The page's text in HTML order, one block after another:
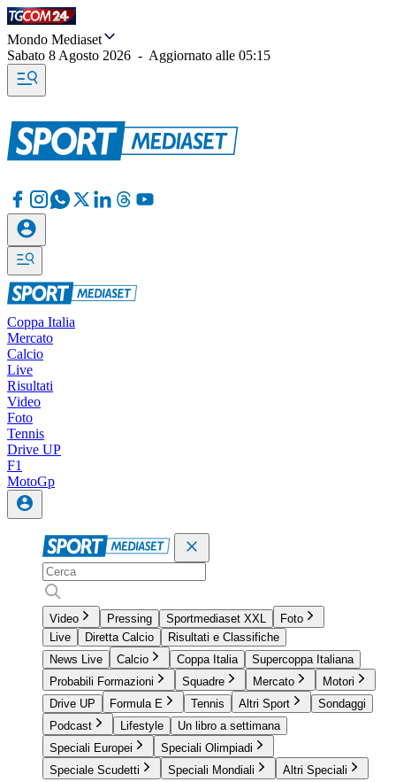
Mondo Mediaset
Sabato 8 Agosto 2026 - Aggiornato alle 05:15
Coppa Italia
Mercato
Calcio
Live
Risultati
Video
Foto
Tennis
Drive UP
F1
MotoGp
Video Pressing Sportmediaset XXL
Foto
Live
Diretta Calcio
Risultati e Classifiche
News Live
Calcio Coppa Italia
Supercoppa Italiana
Probabili Formazioni
Squadre Mercato
Motori
Drive UP
Formula E Tennis Altri Sport
Sondaggi
Podcast
Lifestyle
Un libro a settimana
Speciali Europei
Speciali Olimpiadi
Speciale Scudetti
Speciali Mondiali Altri Speciali